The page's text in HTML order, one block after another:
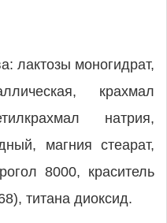
лактозы моногидрат,
крахмал
натрия,
магния стеарат,
8000, краситель
титана диоксид.